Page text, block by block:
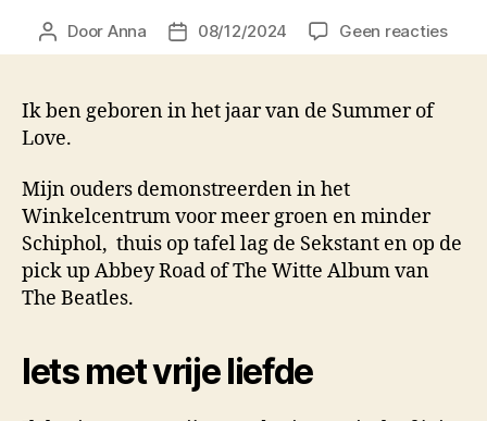
Berichtauteur
Door Anna Berichtdatum
08/12/2024 Geen reactiesop
Ik ben geboren in het jaar van de Summer of
Love.
Mijn ouders demonstreerden in het
Winkelcentrum voor meer groen en minder
Schiphol, thuis op tafel lag de Sekstant en op de
pick up Abbey Road of The Witte Album van
The Beatles.
Iets met vrije liefde